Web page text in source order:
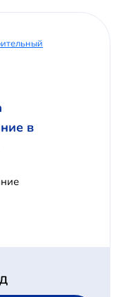
в